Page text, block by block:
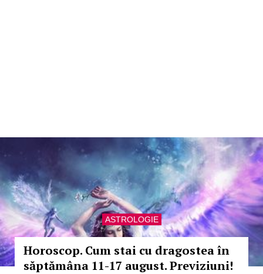
ASTROLOGIE
Horoscop. Cum stai cu dragostea în
săptămâna 11-17 august. Previziuni!